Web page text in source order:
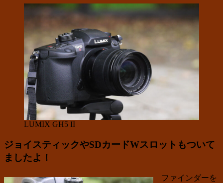
LUMIX GH5 II
ジョイスティックやSDカードWスロットもついて
ましたよ！
ファインダーを